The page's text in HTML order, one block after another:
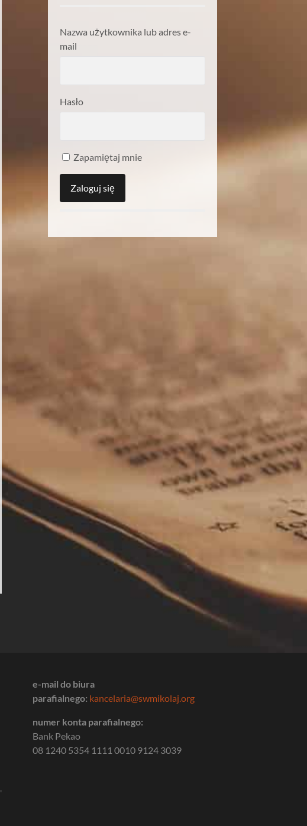
Nazwa użytkownika lub adres e-
mail
Hasło
Zapamiętaj mnie
e-mail do biura
parafialnego: kancelaria@swmikolaj.org
numer konta parafialnego:
Bank Pekao
08 1240 5354 1111 0010 9124 3039